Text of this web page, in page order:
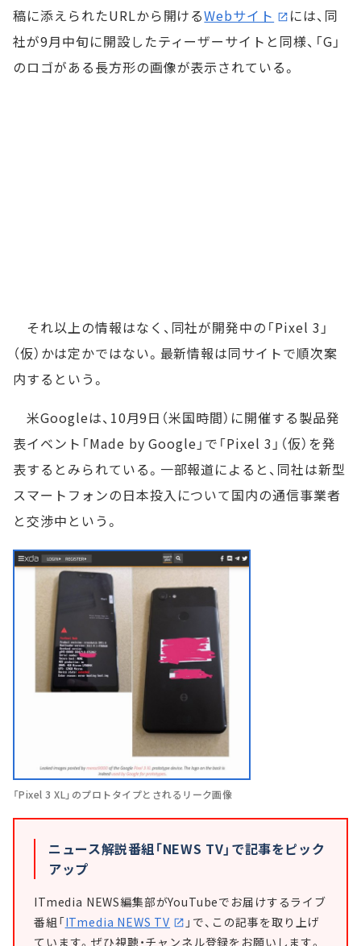
稿に添えられたURLから開けるWebサイト
には、同
社が9月中旬に開設したティーザーサイトと同様、「G」
のロゴがある長方形の画像が表示されている。
それ以上の情報はなく、同社が開発中の「Pixel 3」
（仮）かは定かではない。最新情報は同サイトで順次案
内するという。
米Googleは、10月9日（米国時間）に開催する製品発
表イベント「Made by Google」で「Pixel 3」（仮）を発
表するとみられている。一部報道によると、同社は新型
スマートフォンの日本投入について国内の通信事業者
と交渉中という。
「Pixel 3 XL」のプロトタイプとされるリーク画像
ニュース解説番組「NEWS TV」で記事をピック
アップ
ITmedia NEWS編集部がYouTubeでお届けするライブ
番組「ITmedia NEWS TV
」で、この記事を取り上げ
ています。ぜひ視聴・チャンネル登録をお願いします。